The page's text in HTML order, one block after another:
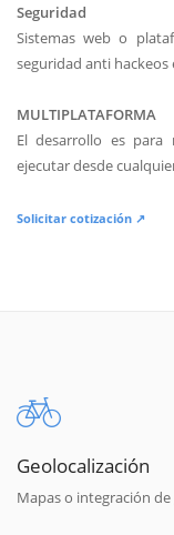
Seguridad
Sistemas web o
seguridad anti
MULTIPLATAFORMA
El desarrollo es
ejecutar desde
Solicitar cotización ↗
Geolocalización
Mapas o integración